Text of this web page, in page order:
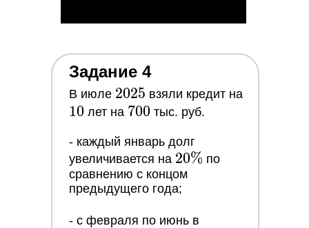
Задание 4
В июле 2025
2025 взяли кредит на
10 лет на 700
700 тыс. руб.
- каждый январь долг
увеличивается на 20\%
20% по
сравнению с концом
предыдущего года;
- с февраля по июнь в